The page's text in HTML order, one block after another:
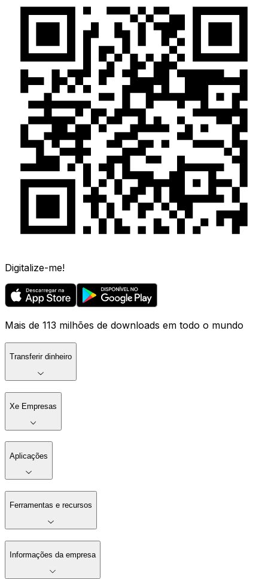
Digitalize-me!
Mais de 113 milhões de downloads em todo o mundo
Transferir dinheiro
Xe Empresas
Aplicações
Ferramentas e recursos
Informações da empresa